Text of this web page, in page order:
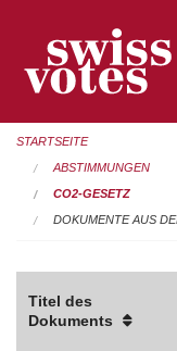
STARTSEITE
ABSTIMMUNGEN
CO2-GESETZ
DOKUMENTE AUS
Titel des
Dokuments